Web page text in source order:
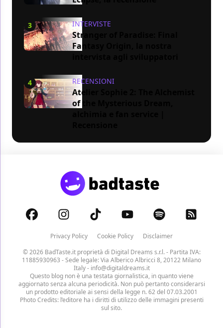
3 INTERVISTE
Stranger of Paradise: Final
Fantasy Origin, la nostra
4 RECENSIONI
Atelier Sophie 2: The Alchemist
of the Mysterious Dream,
Privacy Policy Cookie Policy
Disclaimer
© 2026 BadTaste.it proprietà di Digital Dreams s.r.l.- Partita IVA:
11885930963 - Sede legale: Via Alberico Albricci 8, 20122 Milano
Italy - info@digitaldreams.it
Questo blog non è una testata giornalistica, in quanto viene
aggiornato senza alcuna periodicità. Non può pertanto considerarsi
un prodotto editoriale ai sensi della legge n. 62 del 07.03.2001
Photo Credits: l’editore ha i diritti di utilizzo delle immagini presenti
sul sito.